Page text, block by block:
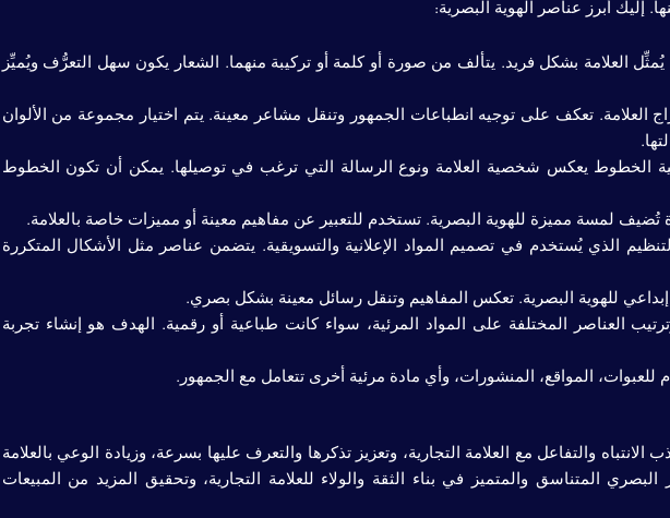
إليك أبرز عناصر الهوية البصرية:
يُمثِّل العلامة بشكل فريد. يتألف من صورة أو كلمة أو تركيبة منهما. الشعار يكون سهل التعرُّف ويُميِّز
العلامة. تعكف على توجيه انطباعات الجمهور وتنقل مشاعر معينة. يتم اختيار مجموعة من الألوان
الخطوط يعكس شخصية العلامة ونوع الرسالة التي ترغب في توصيلها. يمكن أن تكون الخطوط
تُضيف لمسة مميزة للهوية البصرية. تستخدم للتعبير عن مفاهيم معينة أو مميزات خاصة بالعلامة.
الذي يُستخدم في تصميم المواد الإعلانية والتسويقية. يتضمن عناصر مثل الأشكال المتكررة
للهوية البصرية. تعكس المفاهيم وتنقل رسائل معينة بشكل بصري.
العناصر المختلفة على المواد المرئية، سواء كانت طباعية أو رقمية. الهدف هو إنشاء تجربة
المواقع، المنشورات، وأي مادة مرئية أخرى تتعامل مع الجمهور.
والتفاعل مع العلامة التجارية، وتعزيز تذكرها والتعرف عليها بسرعة، وزيادة الوعي بالعلامة
المتناسق والمتميز في بناء الثقة والولاء للعلامة التجارية، وتحقيق المزيد من المبيعات